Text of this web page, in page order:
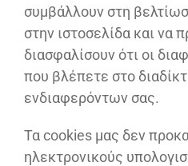
συμβάλλουν στη
στην ιστοσελίδα και να
διασφαλίσουν ότι οι
που βλέπετε στο
ενδιαφερόντων σας.
Τα cookies μας δεν
ηλεκτρονικούς